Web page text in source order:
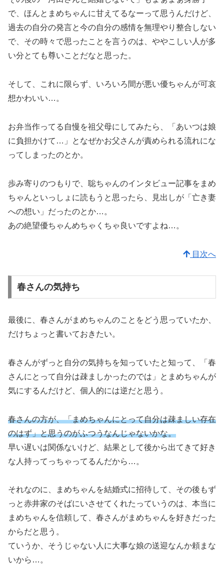
で、ほんとまめちゃんに甘えてるなーって思うんだけど、
過去の自分の発言と今の自分の感情を無理やり整合しない
で、その時々で思ったことを言うのは、ややこしい人が多
い分とても尊いことだなと思った。
そして、これに限らず、いろいろ間が悪い優ちゃんが可哀
想かわいい…。
お弁当作ってる自慢を祖父母にしてみたら、「あいつは娘
に負担かけて…」となぜかお父さんが責められる流れにな
ってしまったのとか。
歩み寄りのつもりで、聡ちゃんのインタビュー記事をまめ
ちゃんといっしょに読もうと思ったら、見出しが「亡き妻
への想い」だったのとか…。
あの絶望優ちゃんめちゃくちゃ良いですよね…。
目次へ
春さんの気持ち
最後に、春さんがまめちゃんのことをどう思っていたか、
だけちょっと書いておきたい。
春さんがずっと自分の気持ちを知っていたと知って、「春
さんにとって自分は疎ましかったのでは」とまめちゃんが
気にするんだけど、個人的には逆だと思う。
春さんの方が、「まめちゃんにとって自分は疎ましい存在
のはず」と思うのがふつうなんじゃないかな。
早い遅いは関係ないけど、結果として後から出てきて好き
な人持ってっちゃってるんだから…。
それなのに、まめちゃんを結婚式に招待して、その後もず
っと赤井家のそばにいさせてくれたっていうのは、本当に
まめちゃんを信頼して、春さんがまめちゃんを好きだった
からだと思う。
ていうか、そうじゃない人に大事な娘の送迎なんか頼まな
いから…。